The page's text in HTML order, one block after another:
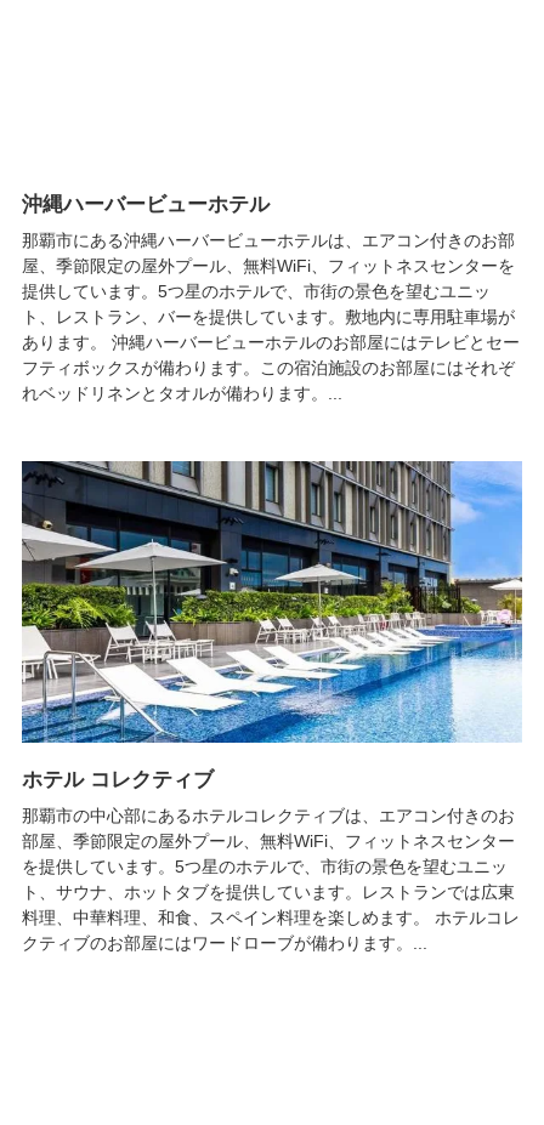
沖縄ハーバービューホテル
那覇市にある沖縄ハーバービューホテルは、エアコン付きのお部
屋、季節限定の屋外プール、無料WiFi、フィットネスセンターを
提供しています。5つ星のホテルで、市街の景色を望むユニッ
ト、レストラン、バーを提供しています。敷地内に専用駐車場が
あります。 沖縄ハーバービューホテルのお部屋にはテレビとセー
フティボックスが備わります。この宿泊施設のお部屋にはそれぞ
れベッドリネンとタオルが備わります。...
ホテル コレクティブ
那覇市の中心部にあるホテルコレクティブは、エアコン付きのお
部屋、季節限定の屋外プール、無料WiFi、フィットネスセンター
を提供しています。5つ星のホテルで、市街の景色を望むユニッ
ト、サウナ、ホットタブを提供しています。レストランでは広東
料理、中華料理、和食、スペイン料理を楽しめます。 ホテルコレ
クティブのお部屋にはワードローブが備わります。...